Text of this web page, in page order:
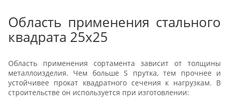
Область применения стального
квадрата 25х25
Область применения сортамента зависит от толщины
металлоизделия. Чем больше S прутка, тем прочнее и
устойчивее прокат квадратного сечения к нагрузкам. В
строительстве он используется при изготовлении: